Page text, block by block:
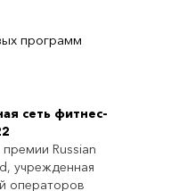
программ
сеть фитнес-
Russian
учрежденная
операторов